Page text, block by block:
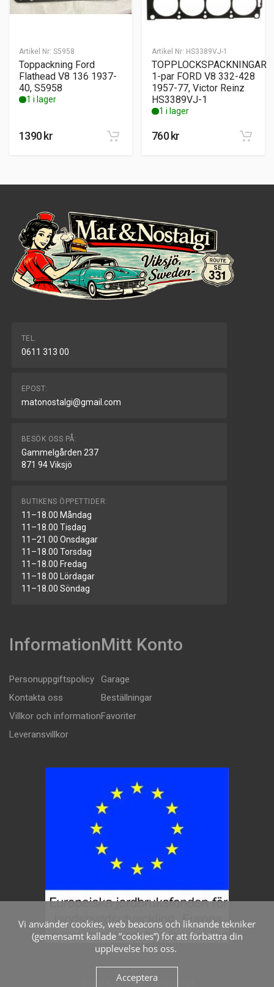
Artikel Nr: S5958
Toppackning Ford
Flathead V8 136 1937-
40, S5958
1 i lager
1390 kr
Artikel Nr: HS3389VJ-1
TOPPLOCKSPACKNINGAR
1-par FORD V8 332-428
1957-77, Victor Reinz
HS3389VJ-1
1 i lager
760 kr
TEL.
0611 313 00
EPOST:
matonostalgi@gmail.com
BESÖK OSS PÅ:
Gammelgården 237
871 94 Viksjö
BUTIKENS ÖPPETTIDER:
11–18.00 Måndag
11–18.00 Tisdag
11–21.00 Onsdagar
11–18.00 Torsdag
11–18.00 Fredag
11–18.00 Lördagar
11–18.00 Söndag
Information
Personuppgiftspolicy
Kontakta oss
Villkor och information
Leveransvillkor
Mitt Konto
Garage
Beställningar
Favoriter
© Mat & Nostalgi i Viksjö 2024
Vi använder cookies, web beacons och liknande tekniker
(gemensamt kallade ”cookies”) för att förbättra din
upplevelse hos oss.
Acceptera